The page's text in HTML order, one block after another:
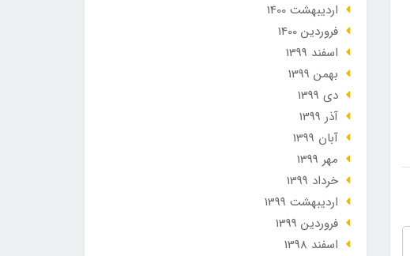
ارديبهشت 1400
فروردین 1400
اسفند 1399
بهمن 1399
دی 1399
آذر 1399
آبان 1399
مهر 1399
خرداد 1399
ارديبهشت 1399
فروردین 1399
اسفند 1398